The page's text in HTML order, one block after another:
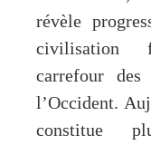
révèle
civilisation
carrefour
l’Occident.
constitue